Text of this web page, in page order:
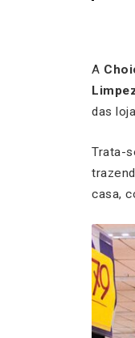
A
das
Trata-
casa,